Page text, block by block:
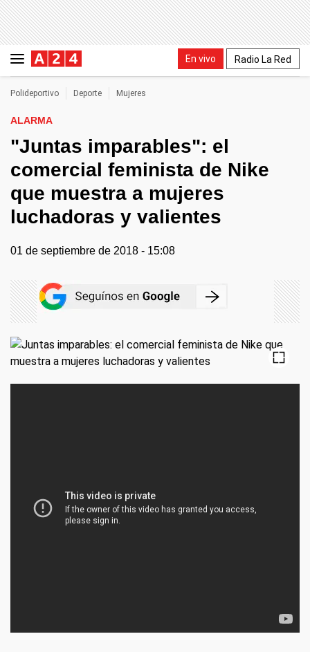
En vivo Radio La Red
Polideportivo Deporte Mujeres
ALARMA
"Juntas imparables": el
comercial feminista de Nike
que muestra a mujeres
luchadoras y valientes
01 de septiembre de 2018 - 15:08